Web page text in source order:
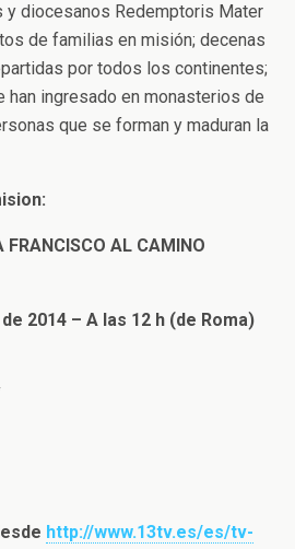
diocesanos Redemptoris Mater
de familias en misión; decenas
por todos los continentes;
han ingresado en monasterios de
que se forman y maduran la
FRANCISCO AL CAMINO
2014 – A las 12 h (de Roma)
http://www.13tv.es/es/tv-